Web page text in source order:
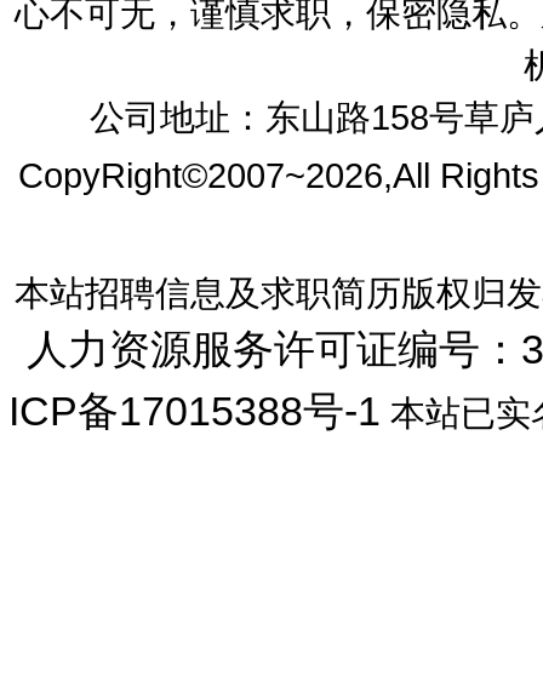
心不可无，谨慎求职，保密隐私
公司地址：东山路158号草
CopyRight©2007~2026,All
本站招聘信息及求职简历版权归
人力资源服务许可证编号
ICP备17015388号-1 本站已